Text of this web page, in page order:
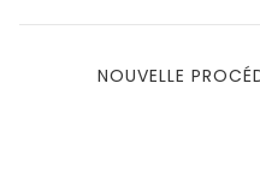
NEXT
NOUVELLE